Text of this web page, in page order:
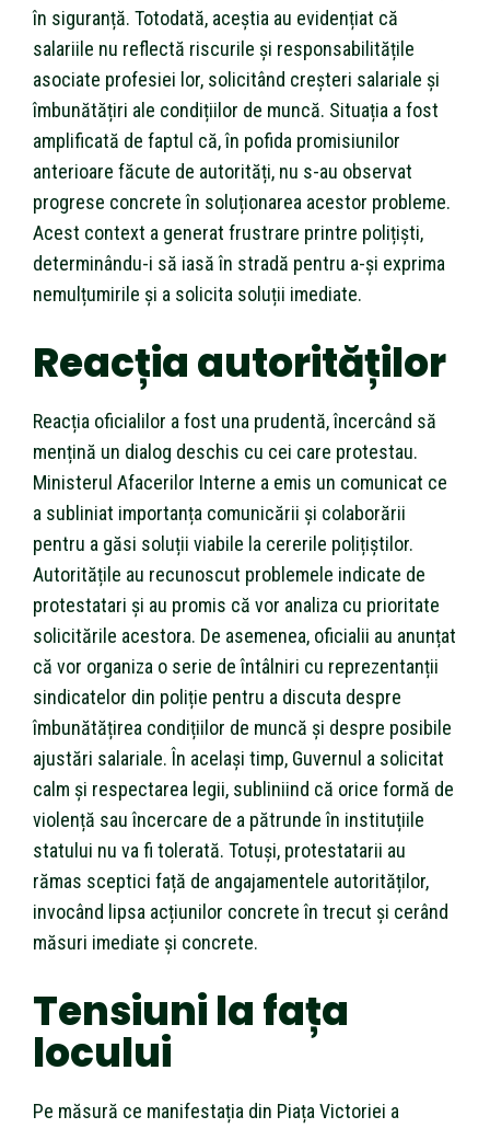
în siguranță. Totodată, aceștia au evidențiat că
salariile nu reflectă riscurile și responsabilitățile
asociate profesiei lor, solicitând creșteri salariale și
îmbunătățiri ale condițiilor de muncă. Situația a fost
amplificată de faptul că, în pofida promisiunilor
anterioare făcute de autorități, nu s-au observat
progrese concrete în soluționarea acestor probleme.
Acest context a generat frustrare printre polițiști,
determinându-i să iasă în stradă pentru a-și exprima
nemulțumirile și a solicita soluții imediate.
Reacția autorităților
Reacția oficialilor a fost una prudentă, încercând să
mențină un dialog deschis cu cei care protestau.
Ministerul Afacerilor Interne a emis un comunicat ce
a subliniat importanța comunicării și colaborării
pentru a găsi soluții viabile la cererile polițiștilor.
Autoritățile au recunoscut problemele indicate de
protestatari și au promis că vor analiza cu prioritate
solicitările acestora. De asemenea, oficialii au anunțat
că vor organiza o serie de întâlniri cu reprezentanții
sindicatelor din poliție pentru a discuta despre
îmbunătățirea condițiilor de muncă și despre posibile
ajustări salariale. În același timp, Guvernul a solicitat
calm și respectarea legii, subliniind că orice formă de
violență sau încercare de a pătrunde în instituțiile
statului nu va fi tolerată. Totuși, protestatarii au
rămas sceptici față de angajamentele autorităților,
invocând lipsa acțiunilor concrete în trecut și cerând
măsuri imediate și concrete.
Tensiuni la fața
locului
Pe măsură ce manifestația din Piața Victoriei a